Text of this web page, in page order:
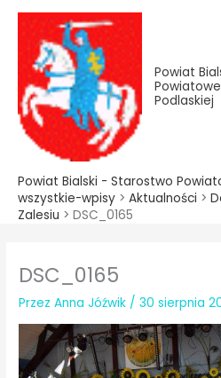
treści
Przejdź
treści
Powiat
Powiatowe
Podlaskiej
Powiat Bialski - Starostwo
wszystkie-wpisy > Aktualności >
Zalesiu > DSC_0165
DSC_0165
PrzezAnna Jóźwik /30 sierpnia